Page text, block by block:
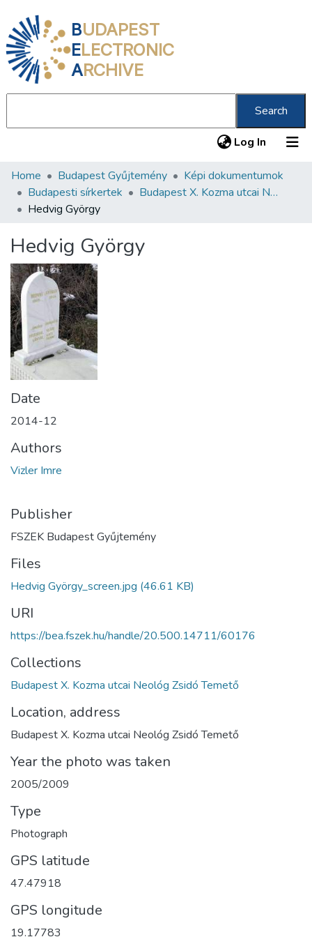
BUDAPEST
ELECTRONIC
ARCHIVE
Search
Log In (current)
Communities & Collections
All of DSpace
About us
Home Budapest Gyűjtemény
Képi dokumentumok
Budapesti sírkertek
Budapest X. Kozma utcai Neológ Zsidó Temető
Hedvig György
Hedvig György
Date
2014-12
Authors
Vizler Imre
Publisher
FSZEK Budapest Gyűjtemény
Files
Hedvig György_screen.jpg (46.61 KB)
URI
https://bea.fszek.hu/handle/20.500.14711/60176
Collections
Budapest X. Kozma utcai Neológ Zsidó Temető
Location, address
Budapest X. Kozma utcai Neológ Zsidó Temető
Year the photo was taken
2005/2009
Type
Photograph
GPS latitude
47.47918
GPS longitude
19.17783